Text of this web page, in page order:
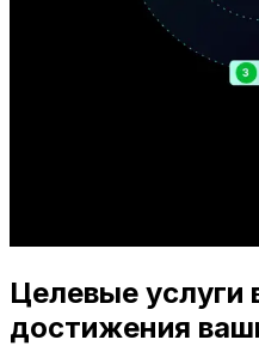
Целевые услуги
достижения